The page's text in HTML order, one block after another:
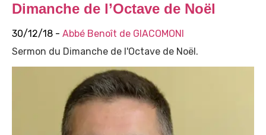
Dimanche de l’Octave de Noël
30/12/18 - Abbé Benoît de GIACOMONI
Sermon du Dimanche de l'Octave de Noël.